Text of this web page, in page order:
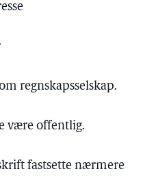
regnskapsselskap.
være offentlig.
fastsette nærmere